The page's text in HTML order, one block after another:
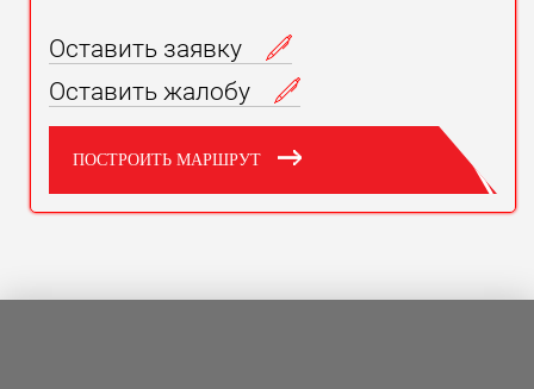
Оставить заявку
Оставить жалобу
ПОСТРОИТЬ МАРШРУТ